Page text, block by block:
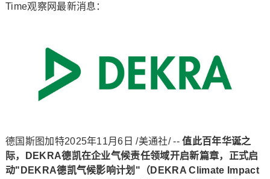
Time观察网最新消息：
德国斯图加特2025年11月6日 /美通社/ --值此百年华诞之
际，DEKRA德凯在企业气候责任领域开启新篇章，正式启
动"DEKRA德凯气候影响计划 " （ DEKRA Climate Impact